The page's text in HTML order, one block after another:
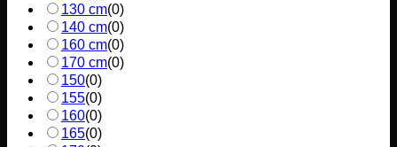
130 cm(0)
140 cm(0)
160 cm(0)
170 cm(0)
150(0)
155(0)
160(0)
165(0)